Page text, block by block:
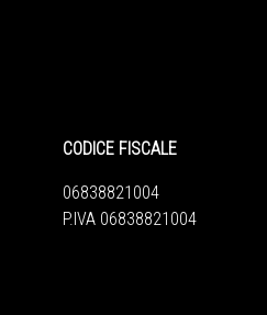
CODICE FISCALE
06838821004
P.IVA 06838821004